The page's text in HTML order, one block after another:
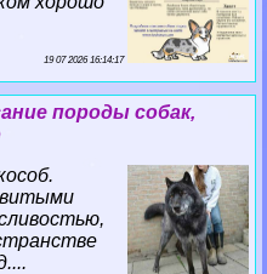
19 07 2026 16:14:17
породы собак,